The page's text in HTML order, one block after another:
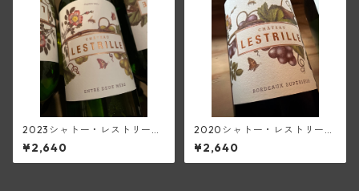
2023シャトー・レストリー
ユ・ブラン(アントル・ドゥ
ー・メール)
¥2,640
2020シャトー・レストリー
ユ・ルージュ(ボルドー・スー
ペリュール)
¥2,640